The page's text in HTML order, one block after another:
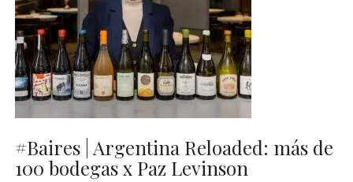
#Baires | Argentina Reloaded: más de
100 bodegas x Paz Levinson